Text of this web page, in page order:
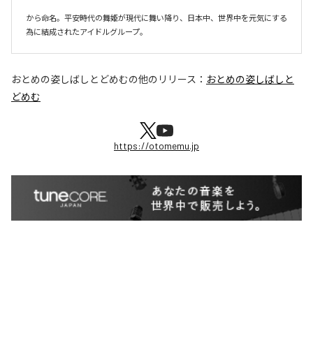
から命名。平安時代の舞姫が現代に舞い降り、日本中、世界中を元気にする
為に結成されたアイドルグループ。
おとめの姿しばしとどめむの他のリリース： おとめの姿しばしと
どめむ
https://otomemu.jp